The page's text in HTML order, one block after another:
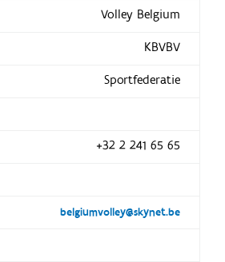
Volley Belgium
KBVBV
Sportfederatie
+32 2 241 65 65
belgiumvolley@skynet.be